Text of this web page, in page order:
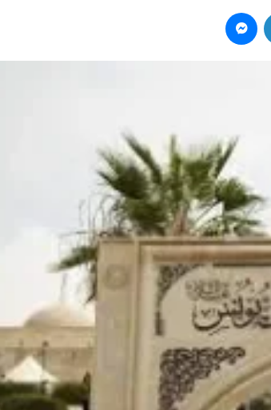
لينكدإن